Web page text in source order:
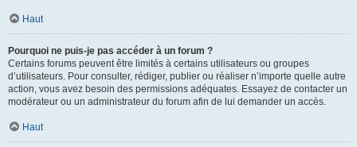
Haut
Pourquoi ne puis-je pas accéder à un forum ?
Certains forums peuvent être limités à certains utilisateurs ou groupes
d’utilisateurs. Pour consulter, rédiger, publier ou réaliser n’importe quelle autre
action, vous avez besoin des permissions adéquates. Essayez de contacter un
modérateur ou un administrateur du forum afin de lui demander un accès.
Haut